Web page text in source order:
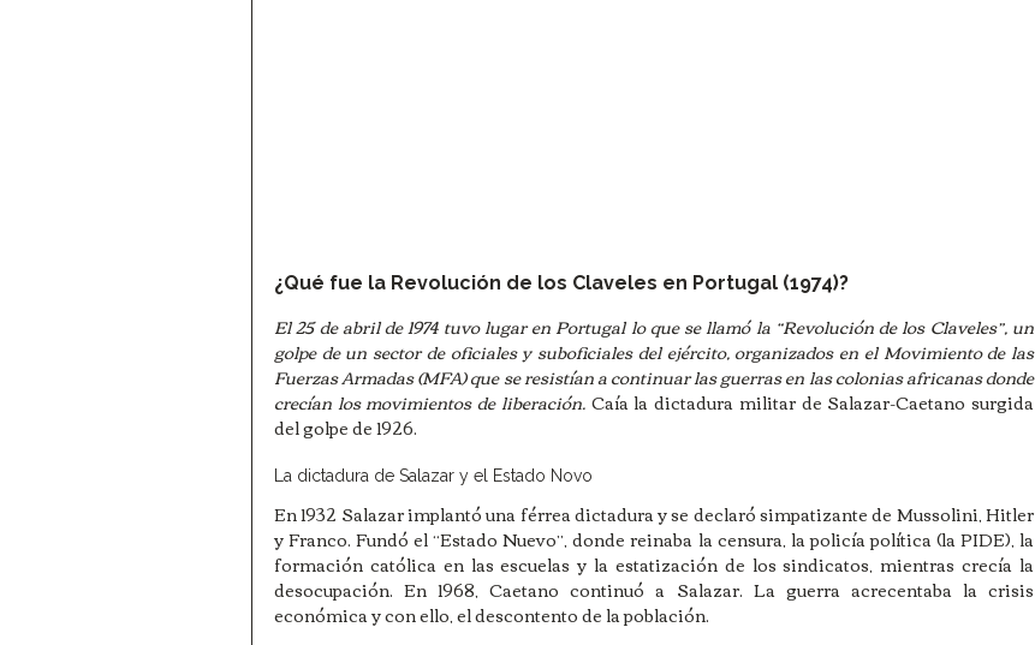
¿Qué fue la Revolución de los Claveles en Portugal (1974)?
El 25 de abril de 1974 tuvo lugar en Portugal lo que se llamó la “Revolución de los Claveles”, un
golpe de un sector de oficiales y suboficiales del ejército, organizados en el Movimiento de las
Fuerzas Armadas (MFA) que se resistían a continuar las guerras en las colonias africanas donde
crecían los movimientos de liberación. Caía la dictadura militar de Salazar-Caetano surgida
del golpe de 1926.
La dictadura de Salazar y el Estado Novo
En 1932 Salazar implantó una férrea dictadura y se declaró simpatizante de Mussolini, Hitler
y Franco. Fundó el “Estado Nuevo”, donde reinaba la censura, la policía política (la PIDE), la
formación católica en las escuelas y la estatización de los sindicatos, mientras crecía la
desocupación. En 1968, Caetano continuó a Salazar. La guerra acrecentaba la crisis
económica y con ello, el descontento de la población.